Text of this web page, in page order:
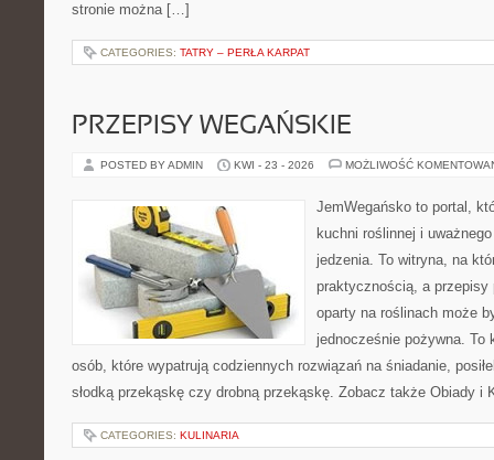
stronie można […]
CATEGORIES: TATRY – PERŁA KARPAT
PRZEPISY WEGAŃSKIE
POSTED BY ADMIN KWI - 23 - 2026 MOŻLIWOŚĆ
JemWegańsko to portal,
kuchni roślinnej i
jedzenia. To witryna, na
praktycznością, a przepisy
oparty na roślinach może
jednocześnie pożywna. To
osób, które wypatrują codziennych rozwiązań na śniadanie,
słodką przekąskę czy drobną przekąskę. Zobacz także Obiady
CATEGORIES: KULINARIA